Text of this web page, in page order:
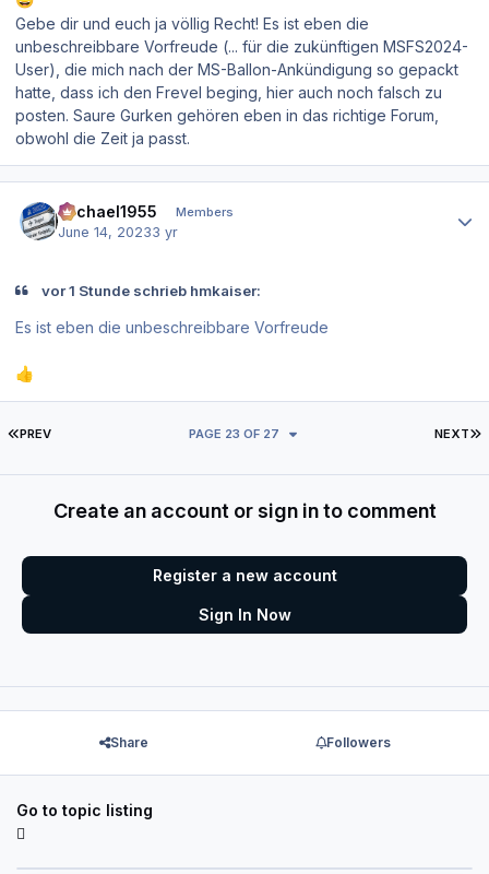
Gebe dir und euch ja völlig Recht! Es ist eben die
unbeschreibbare Vorfreude (... für die zukünftigen MSFS2024-
User), die mich nach der MS-Ballon-Ankündigung so gepackt
hatte, dass ich den Frevel beging, hier auch noch falsch zu
posten. Saure Gurken gehören eben in das richtige Forum,
obwohl die Zeit ja passt.
Michael1955 Members
June 14, 20233 yr
vor 1 Stunde schrieb hmkaiser:
Es ist eben die unbeschreibbare Vorfreude
👍
FIRST PAGE
PREV NEXT
PAGE 23 OF 27
Create an account or sign in to comment
Register a new account
Sign In Now
Share Followers
Go to topic listing